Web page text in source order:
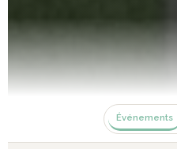
Événements